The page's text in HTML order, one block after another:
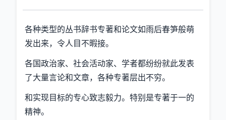
各种类型的丛书辞书专著和论文如雨后春笋般萌
发出来，令人目不暇接。
各国政治家、社会活动家、学者都纷纷就此发表
了大量言论和文章，各种专著层出不穷。
和实现目标的专心致志毅力。特别是专著于一的
精神。